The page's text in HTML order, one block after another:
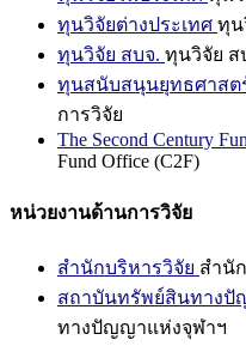
ทุนวิจัยต่างประเทศ ทุน
ทุนวิจัย สบจ. ทุนวิจัย ส
ทุนสนับสนุนยุทธศาสต
การวิจัย
The Second Century
Fund Office (C2F)
หน่วยงานด้านการวิจัย
สำนักบริหารวิจัย สำนั
สถาบันทรัพย์สินทางปั
ทางปัญญาแห่งจุฬาฯ